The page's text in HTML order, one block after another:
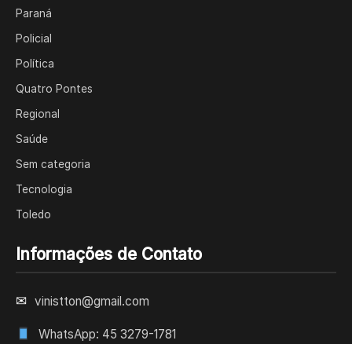
Paraná
Policial
Política
Quatro Pontes
Regional
Saúde
Sem categoria
Tecnologia
Toledo
Informações de Contato
✉ vinistton@gmail.com
WhatsApp: 45 3279-1781